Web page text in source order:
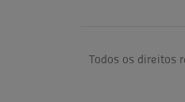
Todos os direitos